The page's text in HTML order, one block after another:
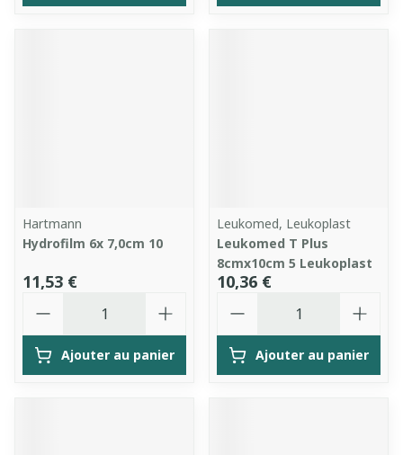
Hartmann
Hydrofilm 6x 7,0cm 10
11,53 €
Ajouter au panier
Leukomed, Leukoplast
Leukomed T Plus
8cmx10cm 5 Leukoplast
10,36 €
Ajouter au panier